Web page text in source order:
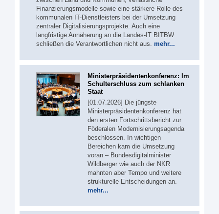
Finanzierungsmodelle sowie eine stärkere Rolle des
kommunalen IT-Dienstleisters bei der Umsetzung
zentraler Digitalisierungsprojekte. Auch eine
langfristige Annäherung an die Landes-IT BITBW
schließen die Verantwortlichen nicht aus. mehr...
Ministerpräsidentenkonferenz: Im
Schulterschluss zum schlanken
Staat
[01.07.2026] Die jüngste
Ministerpräsidentenkonferenz hat
den ersten Fortschrittsbericht zur
Föderalen Modernisierungsagenda
beschlossen. In wichtigen
Bereichen kam die Umsetzung
voran – Bundesdigitalminister
Wildberger wie auch der NKR
mahnten aber Tempo und weitere
strukturelle Entscheidungen an.
mehr...